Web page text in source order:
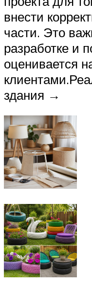
внести
части. Это
разработке и
оценивается
здания →